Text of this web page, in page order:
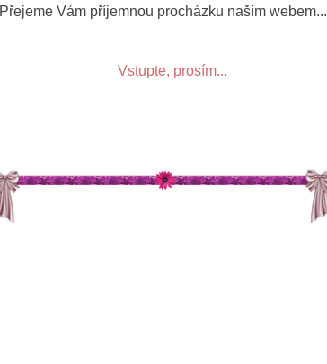
Přejeme Vám příjemnou procházku naším webem...
Vstupte, prosím...